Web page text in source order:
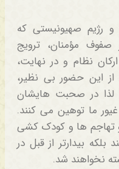
و رژیم صهیونیستی که
مؤمنان، ترویج
نظام و در نهایت،
این حضور بی نظیر،
لذا در صحبت هایشان
ما توهین می کنند.
و تهاجم ها و کودک کشی
بیدارتر از قبل در
نخواهند شد.